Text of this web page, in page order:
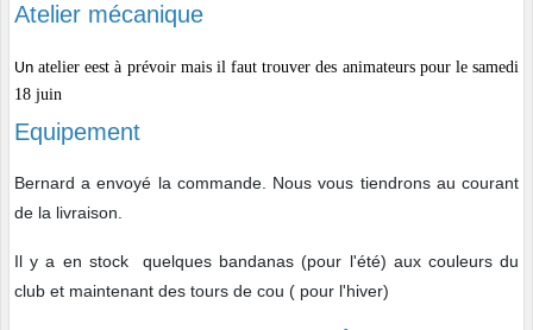
Atelier mécanique
Un atelier eest à prévoir mais il faut trouver des animateurs pour le samedi
18 juin
Equipement
Bernard a envoyé la commande. Nous vous tiendrons au courant
de la livraison.
Il y a en stock quelques bandanas (pour l'été) aux couleurs du
club et maintenant des tours de cou ( pour l'hiver)